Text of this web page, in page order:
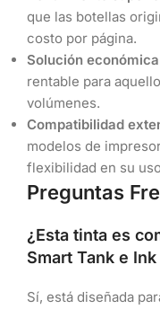
que las botellas
costo por página.
Solución
rentable para
volúmenes.
Compatibilidad
modelos de
flexibilidad en su
Preguntas
¿Esta tinta es
Smart Tank e Ink
Sí, está diseñada